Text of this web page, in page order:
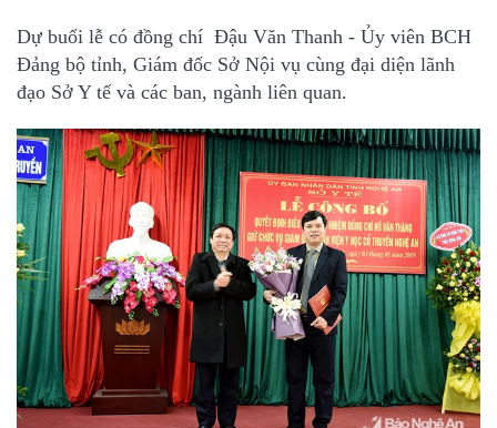
Dự buổi lễ có đồng chí Đậu Văn Thanh - Ủy viên BCH
Đảng bộ tỉnh, Giám đốc Sở Nội vụ cùng đại diện lãnh
đạo Sở Y tế và các ban, ngành liên quan.